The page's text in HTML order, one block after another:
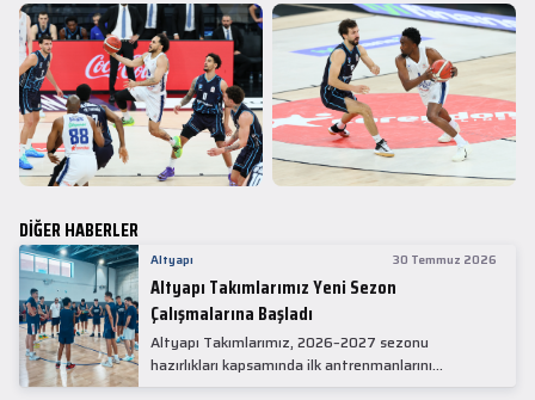
DİĞER HABERLER
Altyapı 30 Temmuz 2026
Altyapı Takımlarımız Yeni Sezon
Çalışmalarına Başladı
Altyapı Takımlarımız, 2026–2027 sezonu
hazırlıkları kapsamında ilk antrenmanlarını
gerçekleştirdi.